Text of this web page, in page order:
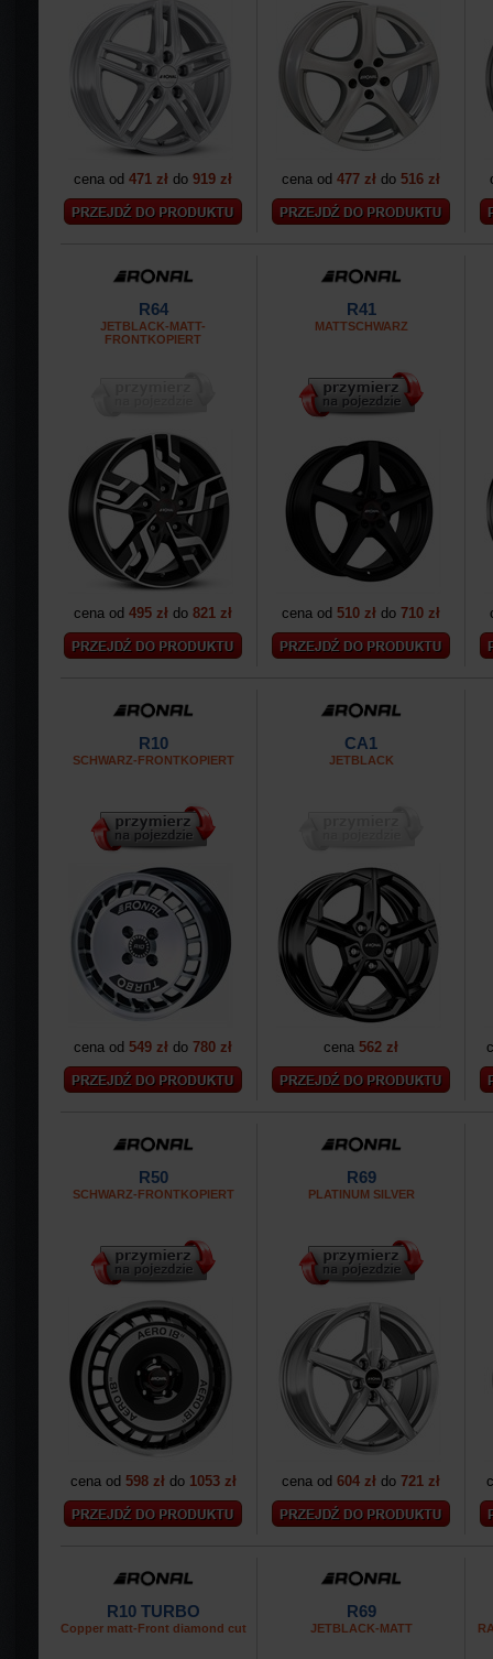
cena od 471 zł do 919 zł cena od 477 zł do 516 zł
R64
JETBLACK-MATT-
FRONTKOPIERT
cena od 495 zł do 821 zł
R41
MATTSCHWARZ
cena od 510 zł do 710 zł
R10
SCHWARZ-FRONTKOPIERT
cena od 549 zł do 780 zł
CA1
JETBLACK
cena 562 zł
R50
SCHWARZ-FRONTKOPIERT
cena od 598 złdo 1053 zł
R69
PLATINUM SILVER
cena od 604 zł do 721 zł
R10 TURBO
Copper matt-Front diamond cut
R69
JETBLACK-MATT